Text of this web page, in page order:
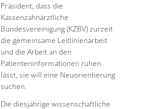
Präsident, dass die
Kassenzahnärztliche
Bundesvereinigung (KZBV) zurzeit
die gemeinsame Leitlinienarbeit
und die Arbeit an den
Patienteninformationen ruhen
lässt, sie will eine Neuorientierung
suchen.
Die diesjährige wissenschaftliche